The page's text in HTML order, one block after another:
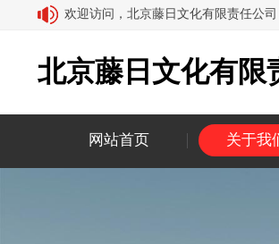
欢迎访问，北京藤日文化有限责任公司
北京藤日文化有限
网站首页 关于我